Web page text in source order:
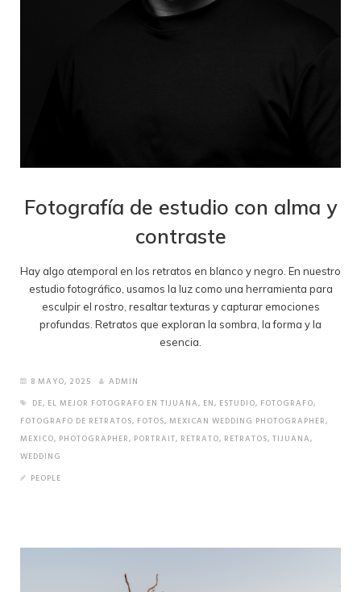
Fotografía de estudio con alma y
contraste
Hay algo atemporal en los retratos en blanco y negro. En nuestro
estudio fotográfico, usamos la luz como una herramienta para
esculpir el rostro, resaltar texturas y capturar emociones
profundas. Retratos que exploran la sombra, la forma y la
esencia.
8 MAYO, 2025
ADMIN
DE, EL MEJOR FOTOGRAFO EN TIJUANA, EN, ESTUDIO, FOTOGRAFO,
FOTOGRAFO DE RETRATOS, FOTOS, MEXICAN WEDDING PHOTOGRAPHER,
MEXICO, PHOTOGRAPHER, PORTRAIT, RETRATO, RETRATOS, TIJUANA,
WEDDING
PEOPLE